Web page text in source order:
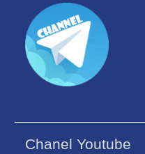
Chanel Youtube